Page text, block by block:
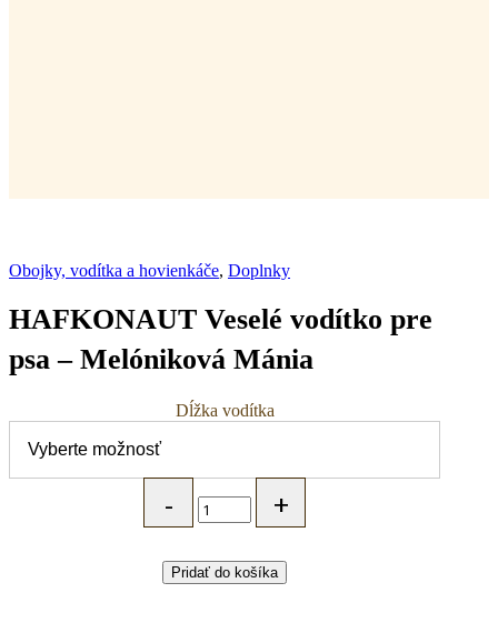
Obojky, vodítka a hovienkáče, Doplnky
HAFKONAUT Veselé vodítko pre
psa – Melóniková Mánia
Dĺžka vodítka
Veselé
vodítko
psa Pridať do košíka